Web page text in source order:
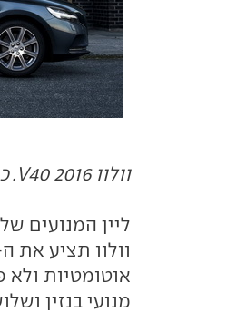
וולוו V40 2016. כחול, כחול, כחול או חול
אוטומטיות
מנועי בנזין